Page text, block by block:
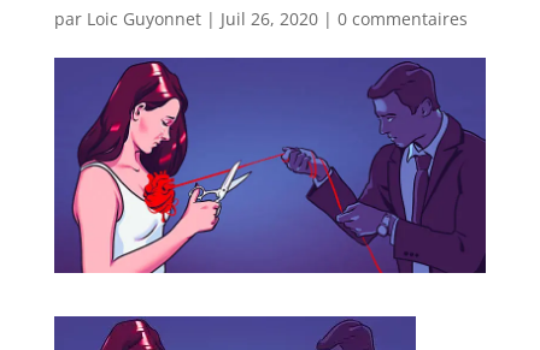
par Loic Guyonnet| Juil 26, 2020| 0 commentaires